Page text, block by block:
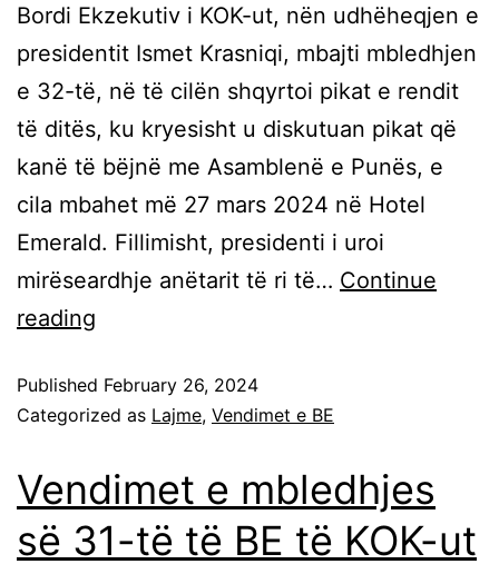
Bordi Ekzekutiv i KOK-ut, nën udhëheqjen e
presidentit Ismet Krasniqi, mbajti mbledhjen
e 32-të, në të cilën shqyrtoi pikat e rendit
të ditës, ku kryesisht u diskutuan pikat që
kanë të bëjnë me Asamblenë e Punës, e
cila mbahet më 27 mars 2024 në Hotel
Emerald. Fillimisht, presidenti i uroi
mirëseardhje anëtarit të ri të… Continue
reading
Published February 26, 2024
Categorized as Lajme, Vendimet e BE
Vendimet e mbledhjes
së 31-të të BE të KOK-ut